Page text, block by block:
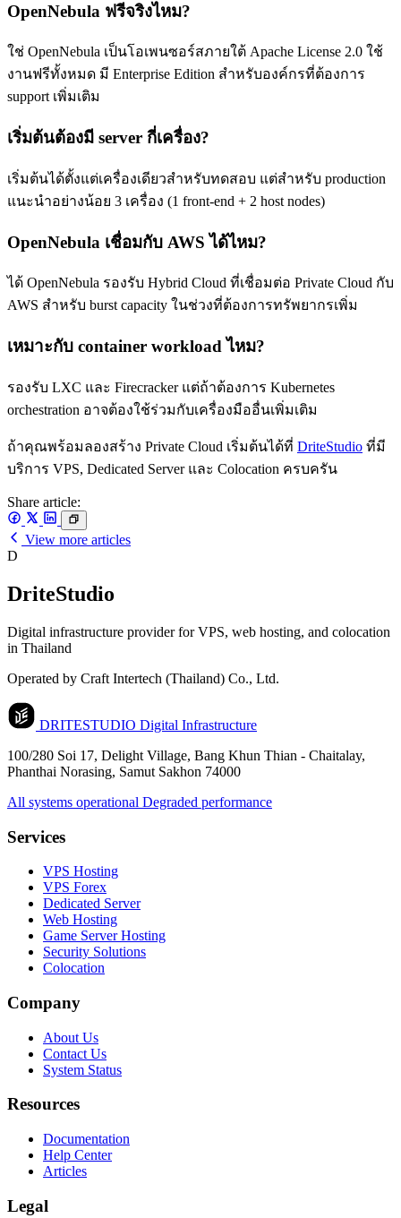
OpenNebula ฟรีจริงไหม?
ใช่ OpenNebula เป็นโอเพนซอร์สภายใต้ Apache License 2.0 ใช้
งานฟรีทั้งหมด มี Enterprise Edition สำหรับองค์กรที่ต้องการ
support เพิ่มเติม
เริ่มต้นต้องมี server กี่เครื่อง?
เริ่มต้นได้ตั้งแต่เครื่องเดียวสำหรับทดสอบ แต่สำหรับ production
แนะนำอย่างน้อย 3 เครื่อง (1 front-end + 2 host nodes)
OpenNebula เชื่อมกับ AWS ได้ไหม?
ได้ OpenNebula รองรับ Hybrid Cloud ที่เชื่อมต่อ Private Cloud กับ
AWS สำหรับ burst capacity ในช่วงที่ต้องการทรัพยากรเพิ่ม
เหมาะกับ container workload ไหม?
รองรับ LXC และ Firecracker แต่ถ้าต้องการ Kubernetes
orchestration อาจต้องใช้ร่วมกับเครื่องมืออื่นเพิ่มเติม
ถ้าคุณพร้อมลองสร้าง Private Cloud เริ่มต้นได้ที่ DriteStudio ที่มี
บริการ VPS, Dedicated Server และ Colocation ครบครัน
Share article:
View more articles
D
DriteStudio
Digital infrastructure provider for VPS, web hosting, and colocation
in Thailand
Operated by Craft Intertech (Thailand) Co., Ltd.
DRITESTUDIO Digital Infrastructure
100/280 Soi 17, Delight Village, Bang Khun Thian - Chaitalay,
Phanthai Norasing, Samut Sakhon 74000
All systems operational Degraded performance
Services
VPS Hosting
VPS Forex
Dedicated Server
Web Hosting
Game Server Hosting
Security Solutions
Colocation
Company
About Us
Contact Us
System Status
Resources
Documentation
Help Center
Articles
Legal